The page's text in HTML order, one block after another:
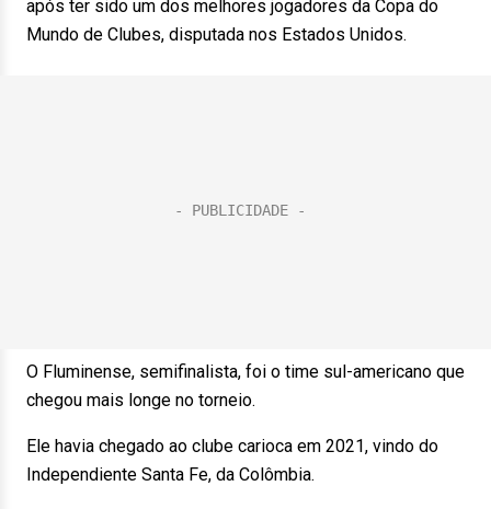
após ter sido um dos melhores jogadores da Copa do
Mundo de Clubes, disputada nos Estados Unidos.
O Fluminense, semifinalista, foi o time sul-americano que
chegou mais longe no torneio.
Ele havia chegado ao clube carioca em 2021, vindo do
Independiente Santa Fe, da Colômbia.